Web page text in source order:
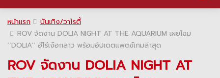
หน้าแรก
บันเทิง/วาไรตี้
ROV จัดงาน DOLIA NIGHT AT THE AQUARIUM เผยโฉม
’’DOLIA’’ ฮีโร่เงือกสาว พร้อมอัปเดตแพตช์เกมล่าสุด
ROV จัดงาน DOLIA NIGHT AT